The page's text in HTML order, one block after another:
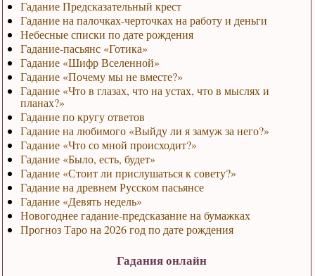
Гадание Предсказательный крест
Гадание на палочках-черточках на работу и деньги
Небесные списки по дате рождения
Гадание-пасьянс «Готика»
Гадание «Шифр Вселенной»
Гадание «Почему мы не вместе?»
Гадание «Что в глазах, что на устах, что в мыслях и
планах?»
Гадание по кругу ответов
Гадание на любимого «Выйду ли я замуж за него?»
Гадание «Что со мной происходит?»
Гадание «Было, есть, будет»
Гадание «Стоит ли прислушаться к совету?»
Гадание на древнем Русском пасьянсе
Гадание «Девять недель»
Новогоднее гадание-предсказание на бумажках
Прогноз Таро на 2026 год по дате рождения
Гадания онлайн